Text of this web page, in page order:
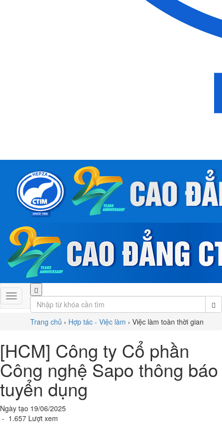
Trang chủ › Hợp tác - Việc làm › Việc làm toàn thời gian
[HCM] Công ty Cổ phần
Công nghệ Sapo thông báo
tuyển dụng
Ngày tạo 19/06/2025
- 1.657 Lượt xem